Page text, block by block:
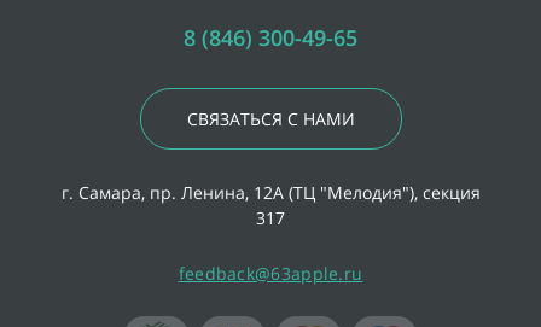
8 (846) 300-49-65
СВЯЗАТЬСЯ С НАМИ
г. Самара, пр. Ленина, 12А (ТЦ "Мелодия"), секция
317
feedback@63apple.ru